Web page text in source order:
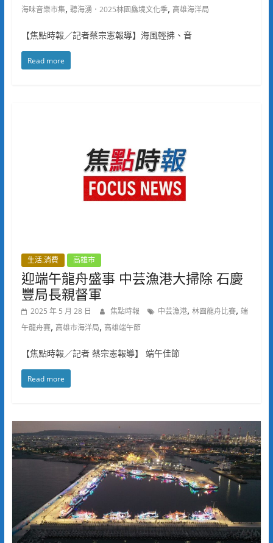
海味音樂市集, 聽海湧．2025林園鱻境文化季, 高雄海洋局
【焦點時報／記者蔡宗憲報導】海風輕拂、音
Read more
生活.消費 高雄市
迎端午龍舟盛事 中芸漁港大掃除 石慶
豐局長親督軍
2025 年 5 月 28 日 焦點時報 中芸漁港, 林園龍舟比賽, 端
午龍舟賽, 高雄市海洋局, 高雄端午節
【焦點時報／記者 蔡宗憲報導】 端午佳節
Read more